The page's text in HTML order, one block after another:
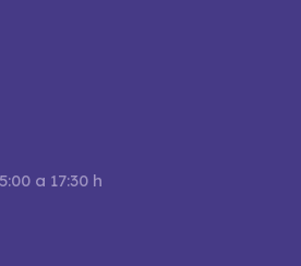
a 17:30 h